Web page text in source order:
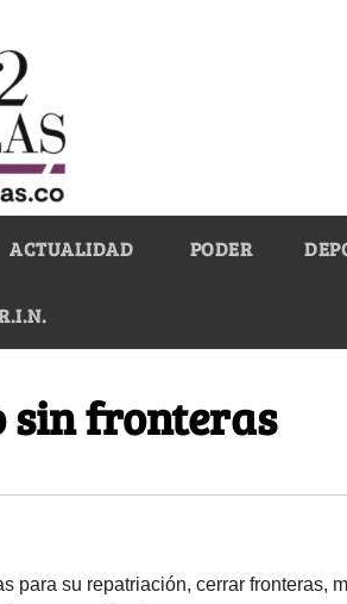
ACTUALIDAD PODER
sin fronteras
para su repatriación, cerrar fronteras,